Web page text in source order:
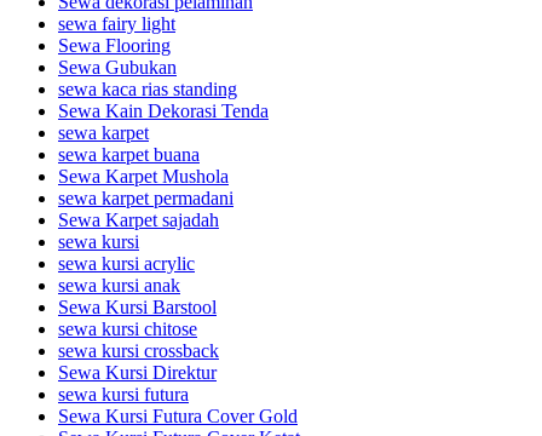
sewa fairy light
Sewa Flooring
Sewa Gubukan
sewa kaca rias standing
Sewa Kain Dekorasi Tenda
sewa karpet
sewa karpet buana
Sewa Karpet Mushola
sewa karpet permadani
Sewa Karpet sajadah
sewa kursi
sewa kursi acrylic
sewa kursi anak
Sewa Kursi Barstool
sewa kursi chitose
sewa kursi crossback
Sewa Kursi Direktur
sewa kursi futura
Sewa Kursi Futura Cover Gold